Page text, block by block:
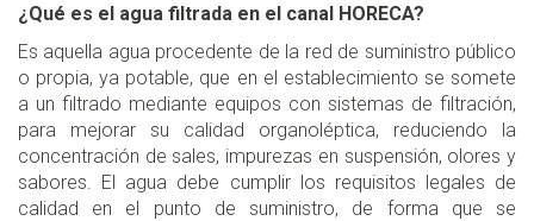
¿Qué es el agua filtrada en el canal HORECA?
Es aquella agua procedente de la red de suministro público
o propia, ya potable, que en el establecimiento se somete
a un filtrado mediante equipos con sistemas de filtración,
para mejorar su calidad organoléptica, reduciendo la
concentración de sales, impurezas en suspensión, olores y
sabores. El agua debe cumplir los requisitos legales de
calidad en el punto de suministro, de forma que se